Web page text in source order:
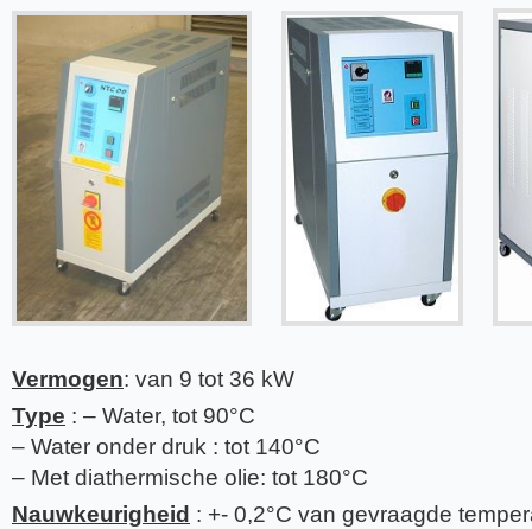
Vermogen: van 9 tot 36 kW
Type : – Water, tot 90°C
– Water onder druk : tot 140°C
– Met diathermische olie: tot 180°C
Nauwkeurigheid : +- 0,2°C van gevraagde